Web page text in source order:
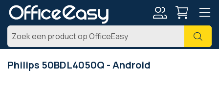
Zoek
Philips 50BDL4050Q - Android